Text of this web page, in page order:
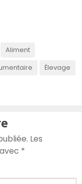
Aliment
Élevage
Les
*